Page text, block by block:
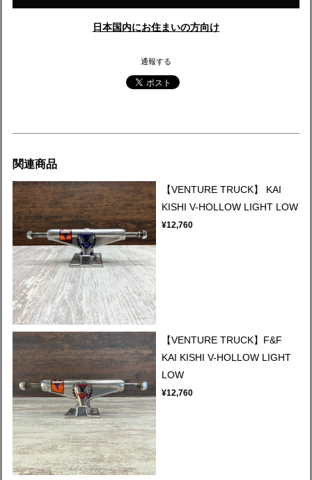
日本国内にお住まいの方向け
通報する
関連商品
【VENTURE TRUCK】 KAI
KISHI V-HOLLOW LIGHT LOW
¥12,760
【VENTURE TRUCK】F&F
KAI KISHI V-HOLLOW LIGHT
LOW
¥12,760